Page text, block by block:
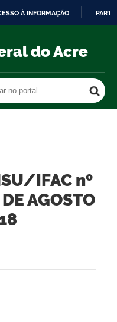
À INFORMAÇÃO
do Acre
Buscar no portal
IFAC nº
AGOSTO